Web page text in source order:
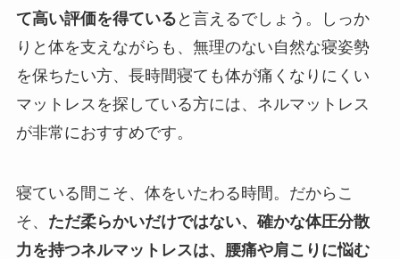
て高い評価を得ている と言えるでしょう。しっか
りと体を支えながらも、無理のない自然な寝姿勢
を保ちたい方、長時間寝ても体が痛くなりにくい
マットレスを探している方には、ネルマットレス
が非常におすすめです。
寝ている間こそ、体をいたわる時間。だからこ
そ、 ただ柔らかいだけではない、確かな体圧分散
力を持つネルマットレスは、腰痛や肩こりに悩む